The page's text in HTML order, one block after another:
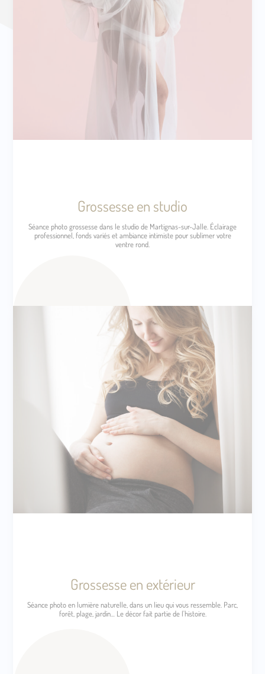
Grossesse en studio
Séance photo grossesse dans le studio de Martignas-sur-Jalle. Éclairage
professionnel, fonds variés et ambiance intimiste pour sublimer votre
ventre rond.
Grossesse en extérieur
Séance photo en lumière naturelle, dans un lieu qui vous ressemble. Parc,
forêt, plage, jardin… Le décor fait partie de l'histoire.